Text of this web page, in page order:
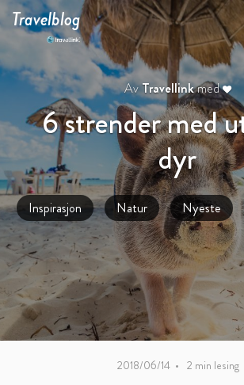
Travelblog
AvTravellinkmed
6 strender med
dyr
Inspirasjon Natur Nyeste
2018/06/14• 2 min lesing